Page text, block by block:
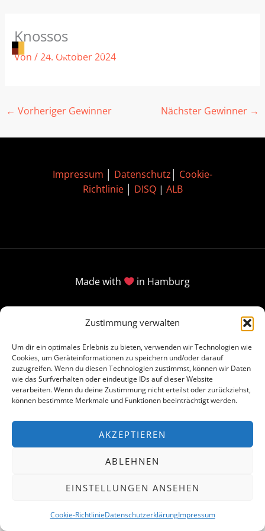
Zustimmung verwalten
Um dir ein optimales Erlebnis zu bieten, verwenden wir Technologien wie
Cookies, um Geräteinformationen zu speichern und/oder darauf
zuzugreifen. Wenn du diesen Technologien zustimmst, können wir Daten
wie das Surfverhalten oder eindeutige IDs auf dieser Website
verarbeiten. Wenn du deine Zustimmung nicht erteilst oder zurückziehst,
können bestimmte Merkmale und Funktionen beeinträchtigt werden.
AKZEPTIEREN
ABLEHNEN
EINSTELLUNGEN ANSEHEN
Cookie-RichtlinieDatenschutzerklärungImpressum
Inhalt
springen
Knossos
Von /24. Oktober 2024
← Vorheriger Gewinner Nächster Gewinner →
Impressum Datenschutz
Cookie-
Richtlinie│ DISQ| ALB
Made with in Hamburg